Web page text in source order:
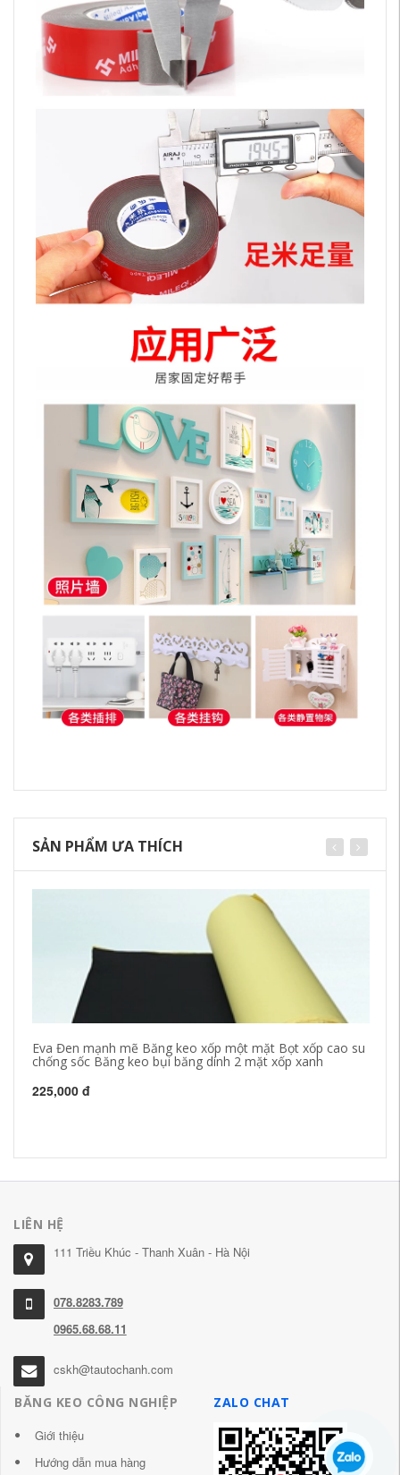
SẢN PHẨM ƯA THÍCH
Eva Đen mạnh mẽ Băng keo xốp một mặt Bọt xốp cao su
chống sốc Băng keo bụi băng dính 2 mặt xốp xanh
225,000 đ
LIÊN HỆ
111 Triều Khúc - Thanh Xuân - Hà Nội
078.8283.789
0965.68.68.11
cskh@tautochanh.com
BĂNG KEO CÔNG NGHIỆP
Giới thiệu
Hướng dẫn mua hàng
ZALO CHAT